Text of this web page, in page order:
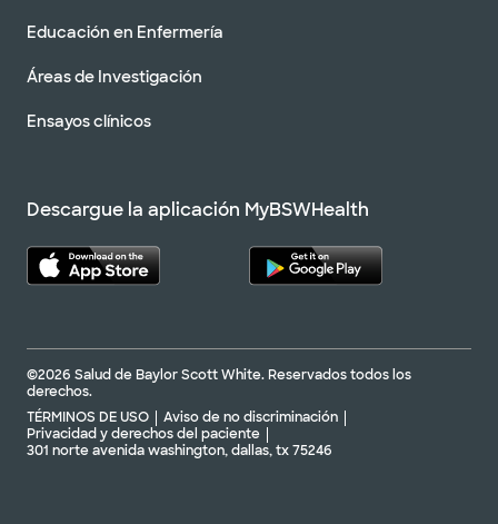
Educación en Enfermería
Áreas de Investigación
Ensayos clínicos
Descargue la aplicación MyBSWHealth
©2026 Salud de Baylor Scott White. Reservados todos los
derechos.
TÉRMINOS DE USO
Aviso de no discriminación
Privacidad y derechos del paciente
301 norte avenida washington, dallas, tx 75246